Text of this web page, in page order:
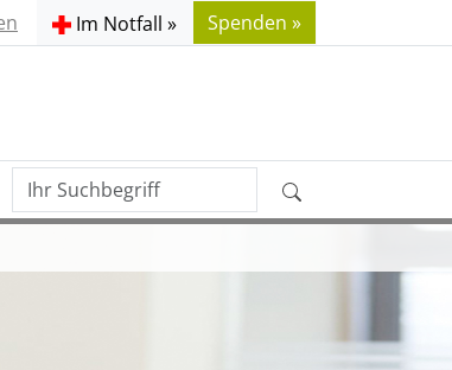
Im Notfall » Spenden »
Ihr
Suchbegriff
Erweiterte
Suche